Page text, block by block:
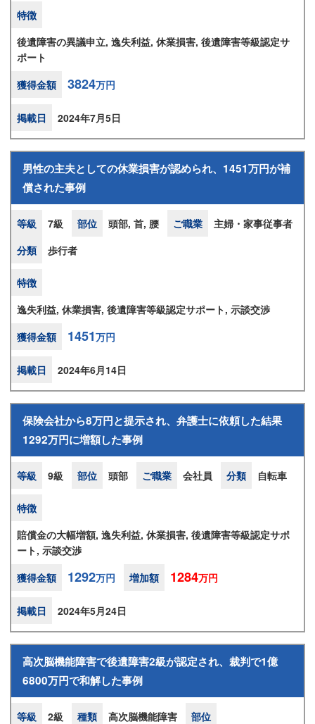
特徴
後遺障害の異議申立, 逸失利益, 休業損害, 後遺障害等級認定サ
ポート
獲得金額
3824万円
掲載日 2024年7月5日
男性の主夫としての休業損害が認められ、1451万円が補
償された事例
等級 7級 部位 頭部, 首, 腰 ご職業
主婦・家事従事者
分類
歩行者
特徴
逸失利益, 休業損害, 後遺障害等級認定サポート, 示談交渉
獲得金額
1451万円
掲載日 2024年6月14日
保険会社から8万円と提示され、弁護士に依頼した結果
1292万円に増額した事例
等級 9級 部位 頭部 ご職業 会社員 分類 自転車
特徴
賠償金の大幅増額, 逸失利益, 休業損害, 後遺障害等級認定サポ
ート, 示談交渉
獲得金額
1292万円 増加額 1284万円
掲載日 2024年5月24日
高次脳機能障害で後遺障害2級が認定され、裁判で1億
6800万円で和解した事例
等級 2級 種類 高次脳機能障害
部位